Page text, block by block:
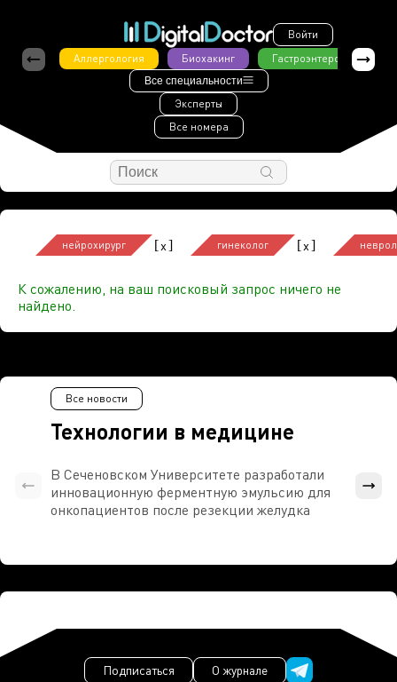
Войти
Аллергология
Биохакинг Гастроэнтерология
Все специальности
Эксперты
Все номера
нейрохирург [x] гинеколог [x]
К сожалению, на ваш поисковый запрос ничего не
найдено.
Технологии в медицине
Все новости
В Сеченовском Университете разработали
инновационную ферментную эмульсию для
онкопациентов после резекции желудка
Подписаться О журнале